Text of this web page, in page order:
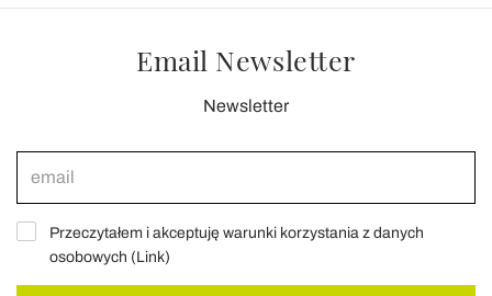
Email Newsletter
Newsletter
Przeczytałem i akceptuję warunki korzystania z danych
osobowych (Link)